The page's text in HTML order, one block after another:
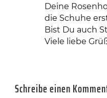
Deine
die Schuhe
Bist Du auch
Viele liebe
Schreibe einen